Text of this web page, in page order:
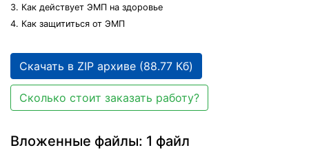
3. Как действует ЭМП на здоровье
4. Как защититься от ЭМП
Скачать в ZIP архиве (88.77 Кб)
Сколько стоит заказать работу?
Вложенные файлы: 1 файл